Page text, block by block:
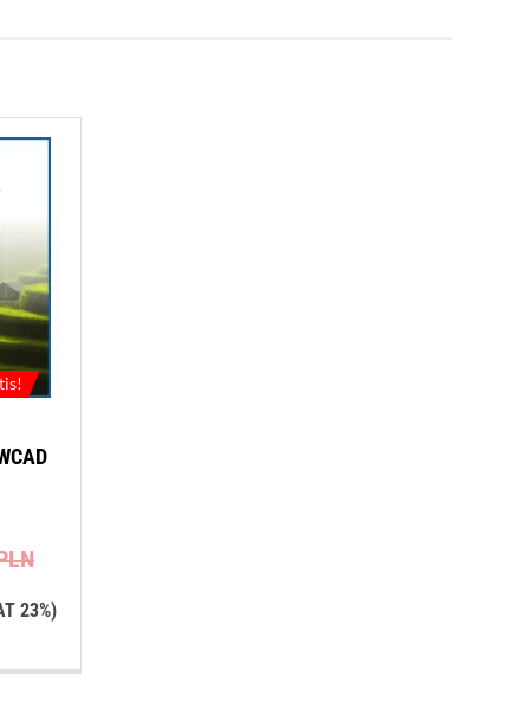
Pierwotna
wynosiła:
PLN.
23%)